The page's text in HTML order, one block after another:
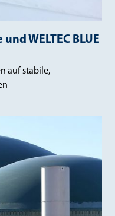
WELTEC BLUE
auf stabile,